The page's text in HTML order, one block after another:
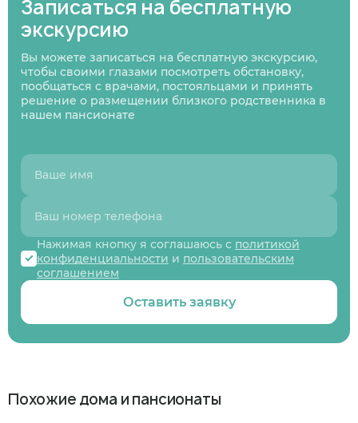
Записаться на бесплатную
экскурсию
Вы можете записаться на бесплатную экскурсию,
чтобы своими глазами посмотреть обстановку,
пообщаться с врачами, постояльцами и принять
решение о размещении близкого родственника в
нашем пансионате
Нажимая кнопку я соглашаюсь с политикой
конфиденциальности и пользовательским
соглашением
Оставить заявку
Похожие дома и пансионаты
Следующий вопрос
Нажимая кнопку я соглашаюсьс политикой
конфиденциальностии пользовательским
соглашением
Нажимая кнопку я соглашаюсь с политикой
конфиденциальностии пользовательским
соглашением
Перезвоните мне
Нажимая кнопку я соглашаюсьс политикой
конфиденциальностии пользовательским
соглашением
Нажимая кнопку я соглашаюсьс политикой
конфиденциальностии пользовательским
соглашением